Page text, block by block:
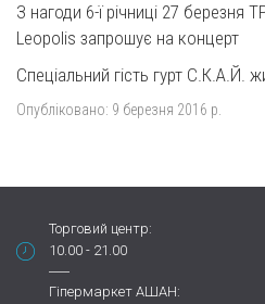
З нагоди 6-ї річниці 27 березня
Leopolis запрошує на концерт
Спеціальний гість гурт С.К.А.Й.
Опубліковано: 9 березня 2016 р.
Торговий центр:
10.00 - 21.00
Гіпермаркет АШАН: